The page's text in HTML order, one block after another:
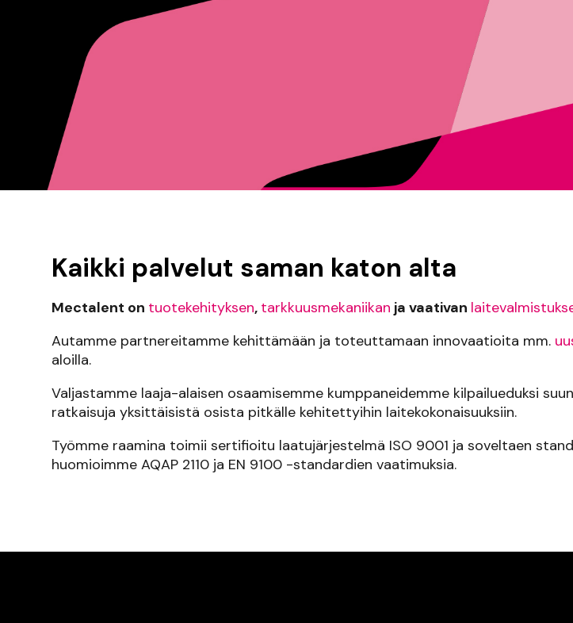
Kaikki palvelut saman katon alta
Mectalent on tuotekehityksen, tarkkuusmekaniikan ja vaativan
Autamme partnereitamme kehittämään ja toteuttamaan innovaatioita mm.
aloilla.
Valjastamme laaja-alaisen osaamisemme kumppaneidemme kilpailueduksi
ratkaisuja yksittäisistä osista pitkälle kehitettyihin laitekokonaisuuksiin.
Työmme raamina toimii sertifioitu laatujärjestelmä ISO 9001 ja soveltaen
huomioimme AQAP 2110 ja EN 9100 -standardien vaatimuksia.